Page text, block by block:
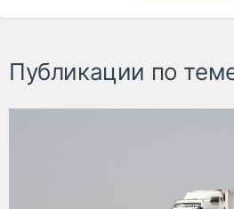
Публикации по